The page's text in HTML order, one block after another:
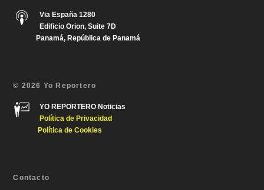
Via España 1280
Edificio Orion, Suite 7D
Panamá, República de Panamá
© 2026 Yo Reportero
YO REPORTERO Noticias
Política de Privacidad
Política de Cookies
Contacto